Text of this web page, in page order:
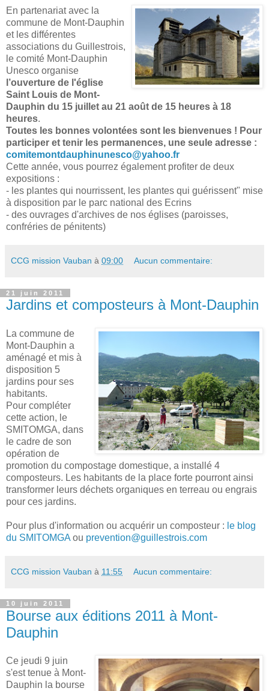
En partenariat avec la
commune de Mont-Dauphin
et les différentes
associations du Guillestrois,
le comité Mont-Dauphin
Unesco organise
l’ouverture de l'église
Saint Louis de Mont-
Dauphin du 15 juillet au 21 août de 15 heures à 18
heures.
Toutes les bonnes volontées sont les bienvenues ! Pour
participer et tenir les permanences, une seule adresse :
comitemontdauphinunesco@yahoo.fr
Cette année, vous pourrez également profiter de deux
expositions :
- les plantes qui nourrissent, les plantes qui guérissent" mise
à disposition par le parc national des Ecrins
- des ouvrages d'archives de nos églises (paroisses,
confréries de pénitents)
CCG mission Vauban à 09:00 Aucun commentaire:
21 juin 2011
Jardins et composteurs à Mont-Dauphin
La commune de
Mont-Dauphin a
aménagé et mis à
disposition 5
jardins pour ses
habitants.
Pour compléter
cette action, le
SMITOMGA, dans
le cadre de son
opération de
promotion du compostage domestique, a installé 4
composteurs. Les habitants de la place forte pourront ainsi
transformer leurs déchets organiques en terreau ou engrais
pour ces jardins.
Pour plus d'information ou acquérir un composteur : le blog
du SMITOMGA ou prevention@guillestrois.com
CCG mission Vauban à 11:55 Aucun commentaire:
10 juin 2011
Bourse aux éditions 2011 à Mont-
Dauphin
Ce jeudi 9 juin
s'est tenue à Mont-
Dauphin la bourse